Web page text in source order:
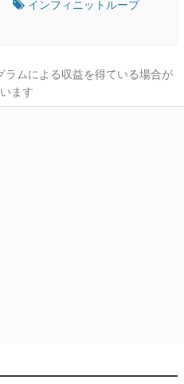
インフィニットループ
ムによる収益を得ている場合が
ます